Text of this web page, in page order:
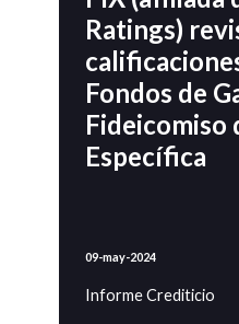
Ratings)
Fondos de
Fideicomiso
Específica
09-may-2024
Informe Crediticio